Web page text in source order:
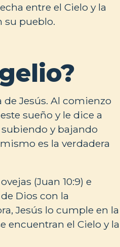
entre el Cielo y la
su pueblo.
Jesús. Al comienzo
sueño y le dice a
subiendo y bajando
es la verdadera
(Juan 10:9) e
Dios con la
Jesús lo cumple en la
encuentran el Cielo y la